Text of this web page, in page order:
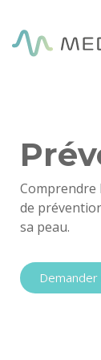
Comprendre
de
sa peau.
Demander